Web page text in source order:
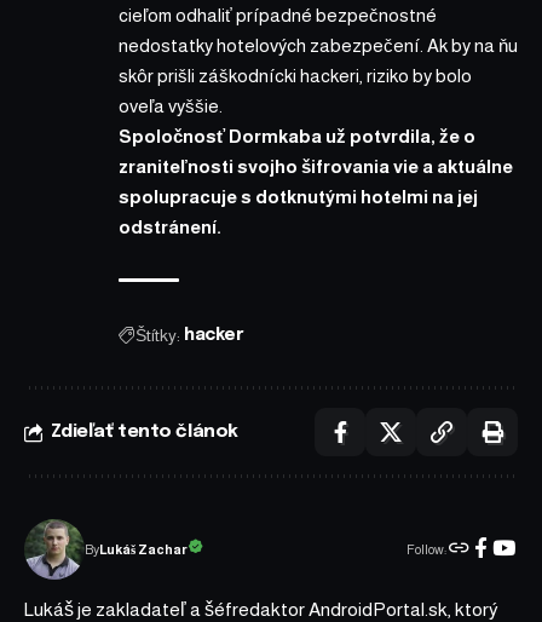
cieľom odhaliť prípadné bezpečnostné
nedostatky hotelových zabezpečení. Ak by na ňu
skôr prišli záškodnícki hackeri, riziko by bolo
oveľa vyššie.
Spoločnosť Dormkaba už potvrdila, že o
zraniteľnosti svojho šifrovania vie a aktuálne
spolupracuje s dotknutými hotelmi na jej
odstránení.
Štítky: hacker
Zdieľať tento článok
ByLukáš Zachar Follow:
Lukáš je zakladateľ a šéfredaktor AndroidPortal.sk, ktorý